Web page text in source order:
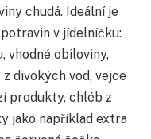
chudá. Ideální je
v jídelníčku:
vhodné obiloviny,
divokých vod, vejce
produkty, chléb z
jako například extra